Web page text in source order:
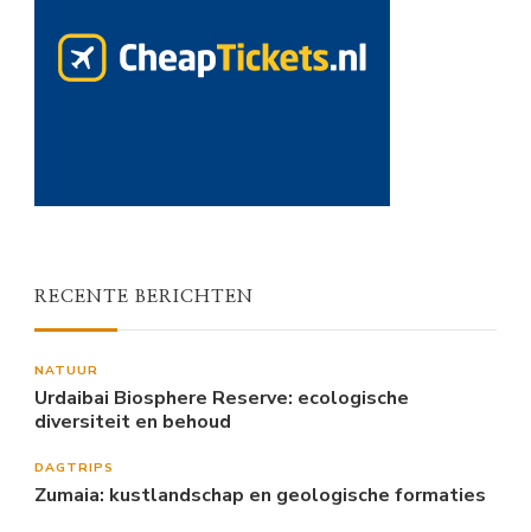
RECENTE BERICHTEN
NATUUR
Urdaibai Biosphere Reserve: ecologische
diversiteit en behoud
DAGTRIPS
Zumaia: kustlandschap en geologische formaties